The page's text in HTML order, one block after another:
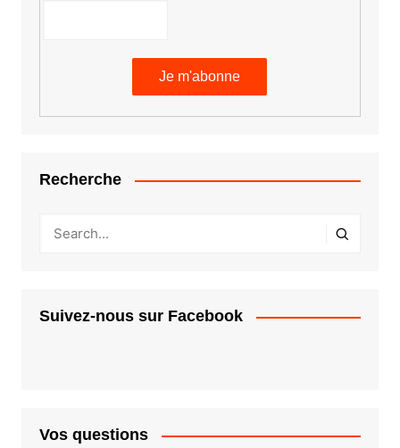
Recherche
Suivez-nous sur Facebook
Vos questions